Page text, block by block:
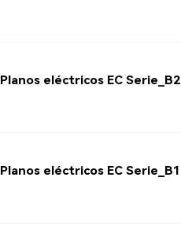
Planos eléctricos EC Serie_B2
Planos eléctricos EC Serie_B1